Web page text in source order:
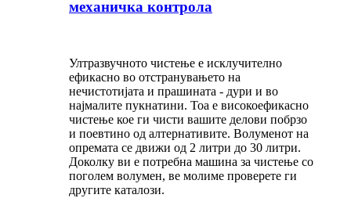
механичка контрола
Ултразвучното чистење е исклучително
ефикасно во отстранувањето на
нечистотијата и прашината - дури и во
најмалите пукнатини. Тоа е високоефикасно
чистење кое ги чисти вашите делови побрзо
и поевтино од алтернативите. Волуменот на
опремата се движи од 2 литри до 30 литри.
Доколку ви е потребна машина за чистење со
поголем волумен, ве молиме проверете ги
другите каталози.